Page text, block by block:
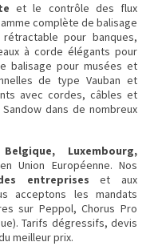
et le contrôle des flux
complète de balisage
pour banques,
à corde élégants pour
balisage pour musées et
de type Vauban et
avec cordes, câbles et
dans de nombreux
Luxembourg,
Union Européenne. Nos
entreprises et aux
acceptons lesmandats
sur Peppol,Chorus Pro
Tarifs dégressifs, devis
meilleur prix.